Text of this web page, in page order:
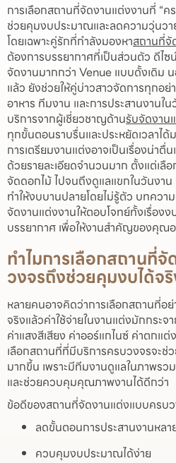
การเลือกสถานที่จัดงานแต่งงานที่ “ค
ช่วยคุมงบประมาณและลดความวุ่นวา
โดยเฉพาะคู่รักที่กำลังมองหาสถานที่จั
ต้องการบรรยากาศที่เป็นส่วนตัว ดีไ
จัดงานมากกว่า Venue แบบดั้งเดิม
แล้ว ยังช่วยให้คู่บ่าวสาวจัดการทุกอย่
อาหาร ทีมงาน และการประสานงานใน
บริการจากผู้เชี่ยวชาญด้านรับจัดงาน
ทุกขั้นตอนราบรื่นและประหยัดเวลาไ
การเตรียมงานแต่งอาจเป็นเรื่องน่าตื่
ด้วยรายละเอียดจำนวนมาก ตั้งแต่เลื
จัดดอกไม้ ไปจนถึงดูแลแขกในวันงา
ทำให้งบบานปลายโดยไม่รู้ตัว บทควา
จัดงานแต่งงานให้ตอบโจทย์ทั้งเรื่อง
บรรยากาศ เพื่อให้งานสำคัญของคุ
ทำไมการเลือกสถานที่
วงจรถึงช่วยคุมงบได้จ
หลายคนอาจคิดว่าการเลือกสถานที่อ
จริงแล้วค่าใช้จ่ายในงานแต่งมักกระจ
ค่าแสงสีเสียง ค่าออร์แกไนซ์ ค่าตกแต่
เลือกสถานที่ที่มีบริการครบวงจรจะช่
มากขึ้น เพราะมีทีมงานดูแลในภาพรว
และช่วยควบคุมคุณภาพงานได้ดีกว่า
ข้อดีของสถานที่จัดงานแต่งแบบครบว
ลดขั้นตอนการประสานงานหลา
ควบคุมงบประมาณได้ง่าย